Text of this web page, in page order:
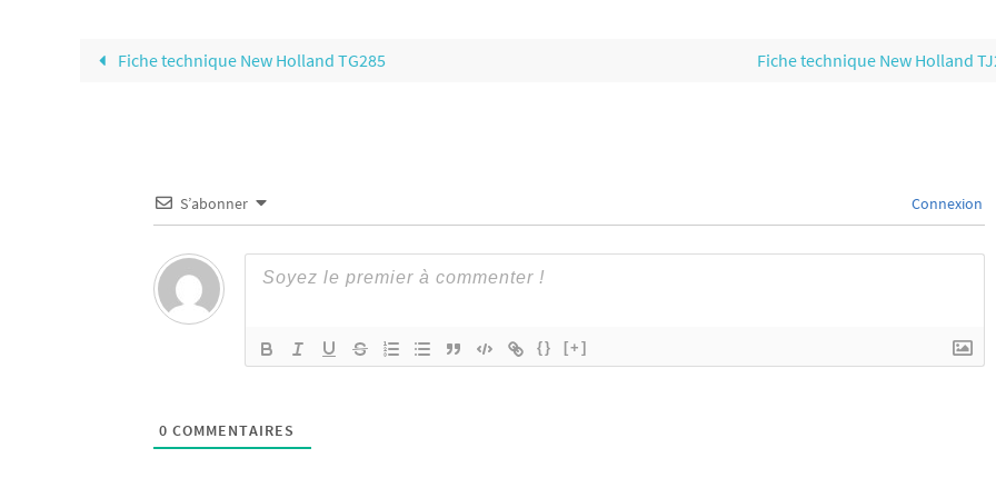
Fiche technique New Holland TG285 Fiche technique New Holland
S’abonner Connexion
{} [+]
0 COMMENTAIRES